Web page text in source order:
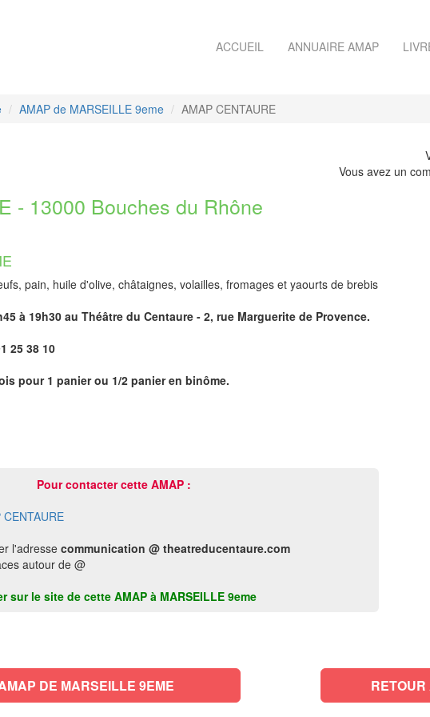
ACCUEIL ANNUAIRE AMAP
AMAP de MARSEILLE 9eme AMAP CENTAURE
Vous avez un
- 13000 Bouches du Rhône
pain, huile d'olive, châtaignes, volailles, fromages et yaourts de brebis
à 19h30 au Théâtre du Centaure - 2, rue Marguerite de Provence.
25 38 10
pour 1 panier ou 1/2 panier en binôme.
Pour contacter cette AMAP :
CENTAURE
l'adressecommunication @ theatreducentaure.com
autour de @
sur le site de cette AMAP à MARSEILLE 9eme
RETOUR AUX AMAP DE MARSEILLE 9EME